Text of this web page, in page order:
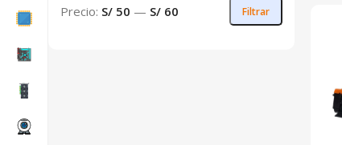
Filtrar
Precio: S/ 50 — S/ 60